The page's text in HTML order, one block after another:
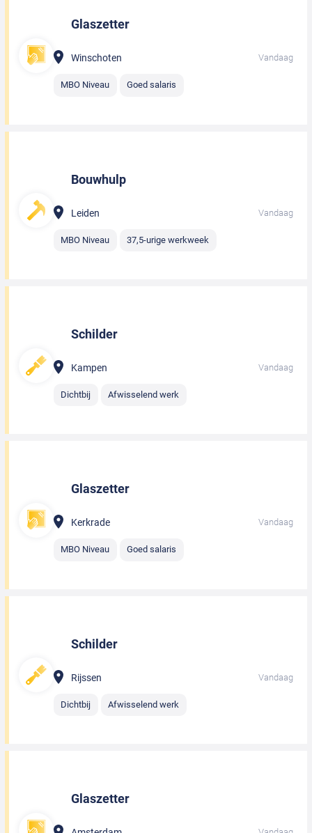
Glaszetter
Winschoten Vandaag
MBO Niveau Goed salaris
Bouwhulp
Leiden Vandaag
MBO Niveau 37,5-urige werkweek
Schilder
Kampen Vandaag
Dichtbij Afwisselend werk
Glaszetter
Kerkrade Vandaag
MBO Niveau Goed salaris
Schilder
Rijssen Vandaag
Dichtbij Afwisselend werk
Glaszetter